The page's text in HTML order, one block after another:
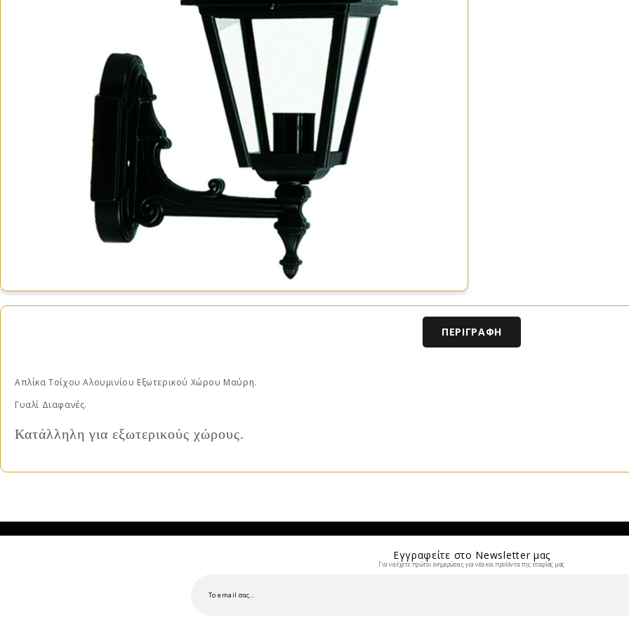
ΠΕΡΙΓΡΑΦΉ
Απλίκα Τοίχου Αλουμινίου Εξωτερικού Χώρου Μαύρη.
Γυαλί Διαφανές.
Κατάλληλη για εξωτερικούς χώρους.
Εγγραφείτε στο Νewsletter μας
Για να έχετε πρώτοι ενημερώσεις για νέα και προίόντα της εταιρίας μας